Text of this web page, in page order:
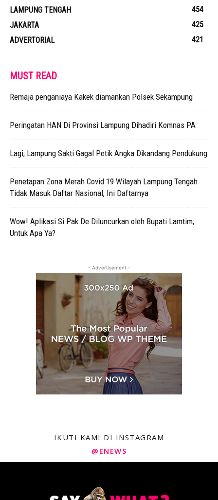
LAMPUNG TENGAH
454
JAKARTA
425
ADVERTORIAL
421
MUST READ
Remaja penganiaya Kakek diamankan Polsek Sekampung
Peringatan HAN Di Provinsi Lampung Dihadiri Komnas PA
Lagi, Lampung Sakti Gagal Petik Angka Dikandang Pendukung
Penetapan Zona Merah Covid 19 Wilayah Lampung Tengah
Tidak Masuk Daftar Nasional, Ini Daftarnya
Wow! Aplikasi Si Pak De Diluncurkan oleh Bupati Lamtim,
Untuk Apa Ya?
- Advertisement -
IKUTI KAMI DI INSTAGRAM
@ENEWS